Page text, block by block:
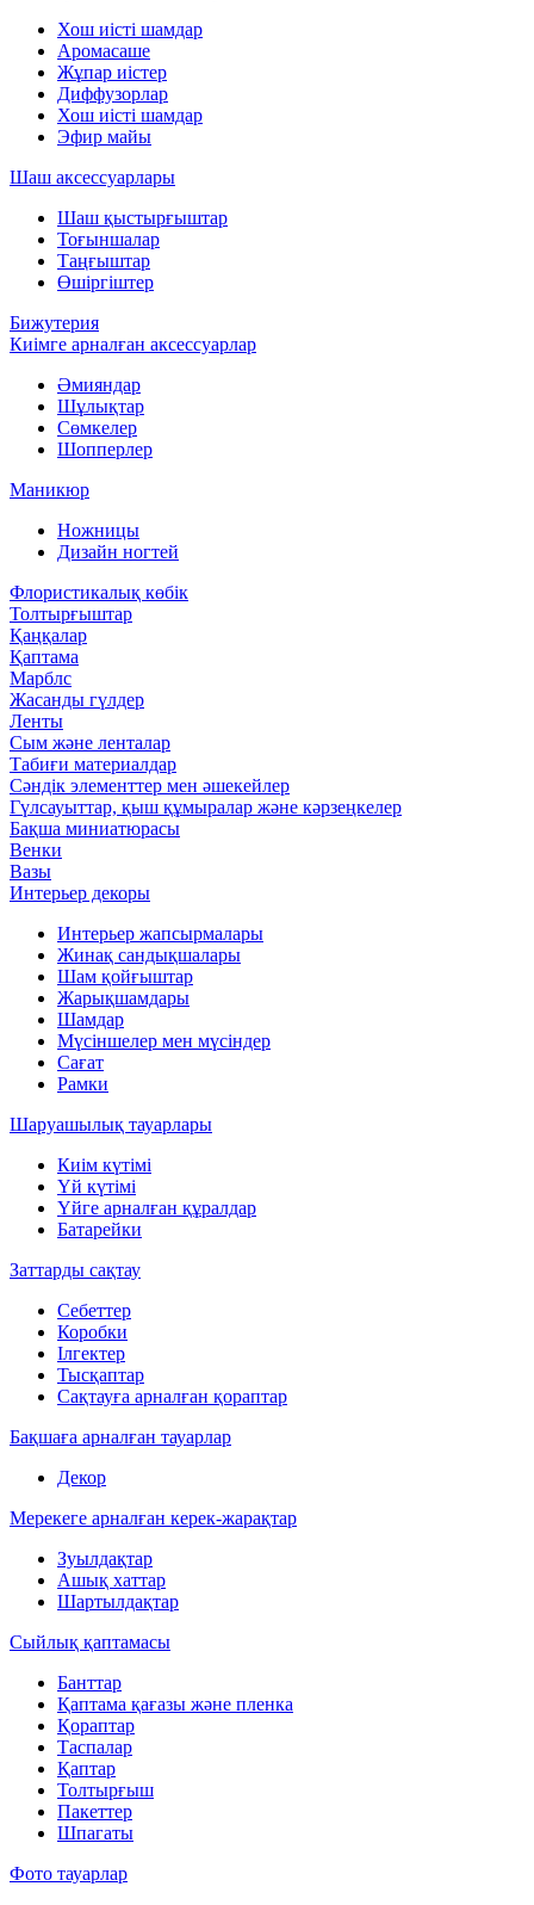
Хош иісті шамдар
Аромасаше
Жұпар иістер
Диффузорлар
Хош иісті шамдар
Эфир майы
Шаш аксессуарлары
Шаш қыстырғыштар
Тоғыншалар
Таңғыштар
Өшіргіштер
Бижутерия
Киімге арналған аксессуарлар
Әмияндар
Шұлықтар
Сөмкелер
Шопперлер
Маникюр
Ножницы
Дизайн ногтей
Флористикалық көбік
Толтырғыштар
Қаңқалар
Қаптама
Марблс
Жасанды гүлдер
Ленты
Сым және ленталар
Табиғи материалдар
Сәндік элементтер мен әшекейлер
Гүлсауыттар, қыш құмыралар және кәрзеңкелер
Бақша миниатюрасы
Венки
Вазы
Интерьер декоры
Интерьер жапсырмалары
Жинақ сандықшалары
Шам қойғыштар
Жарықшамдары
Шамдар
Мүсіншелер мен мүсіндер
Сағат
Рамки
Шаруашылық тауарлары
Киім күтімі
Үй күтімі
Үйге арналған құралдар
Батарейки
Заттарды сақтау
Себеттер
Коробки
Ілгектер
Тысқаптар
Сақтауға арналған қораптар
Бақшаға арналған тауарлар
Декор
Мерекеге арналған керек-жарақтар
Зуылдақтар
Ашық хаттар
Шартылдақтар
Сыйлық қаптамасы
Банттар
Қаптама қағазы және пленка
Қораптар
Таспалар
Қаптар
Толтырғыш
Пакеттер
Шпагаты
Фото тауарлар